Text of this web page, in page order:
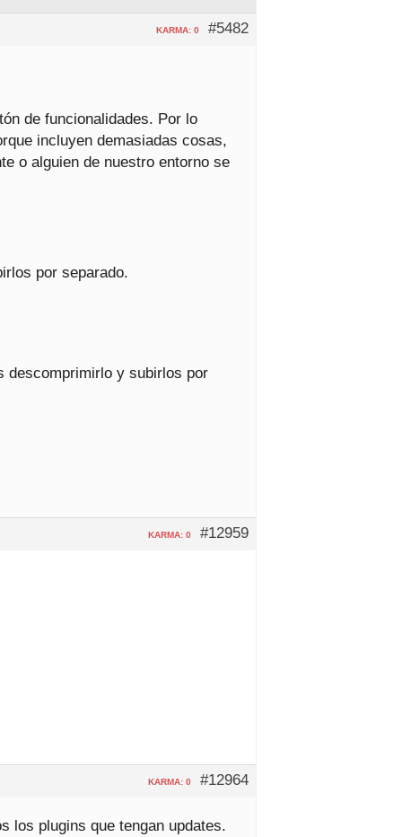
#5482
KARMA: 0
de funcionalidades. Por lo
incluyen demasiadas cosas,
o alguien de nuestro entorno se
por separado.
descomprimirlo y subirlos por
#12959
KARMA: 0
#12964
KARMA: 0
los plugins que tengan updates.